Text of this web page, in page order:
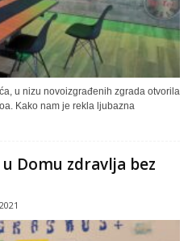
u nizu novoizgrađenih zgrada otvorila
Kako nam je rekla ljubazna
Domu zdravlja bez